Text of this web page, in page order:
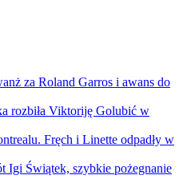
za Roland Garros i awans do
rozbiła Viktoriję Golubić w
Fręch i Linette odpadły w
Igi Świątek, szybkie pożegnanie